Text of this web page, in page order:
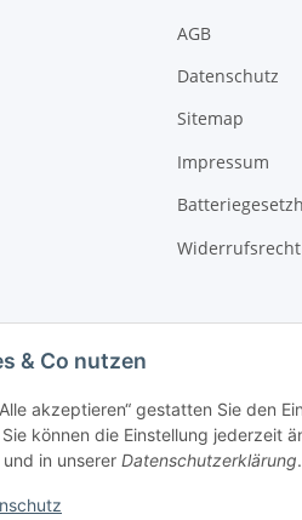
& Co nutzen
akzeptieren“ gestatten Sie den
können die Einstellung jederzeit
und in unserer Datenschutzerklärung.
AGB
Datenschutz
Sitemap
Impressum
Widerrufsrecht
zzgl.